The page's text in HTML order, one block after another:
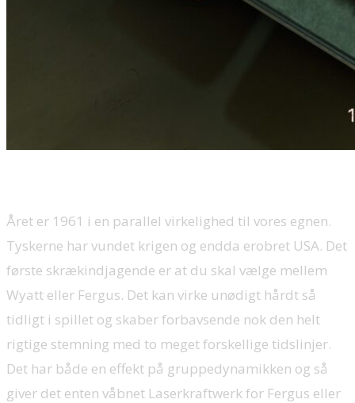
Året er 1961 i en parallel virkelighed til vores egnen.
Tyskerne har vundet krigen og endda erobret USA. Det
første skrækindjagende er at du skal vælge mellem
Wyatt eller Fergus. Det kan virke unødigt hårdt så
tidligt i spillet og skaber forbavsende nok den helt
rigtige stemning med to meget forskellige tidslinjer.
Det har både en effekt på gruppedynamikken og så
giver det enten våbnet Laserkraftwerk for Fergus eller